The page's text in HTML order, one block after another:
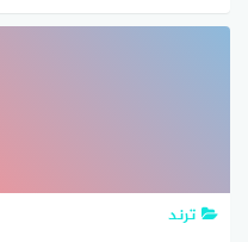
بيانات النصوص
ترند